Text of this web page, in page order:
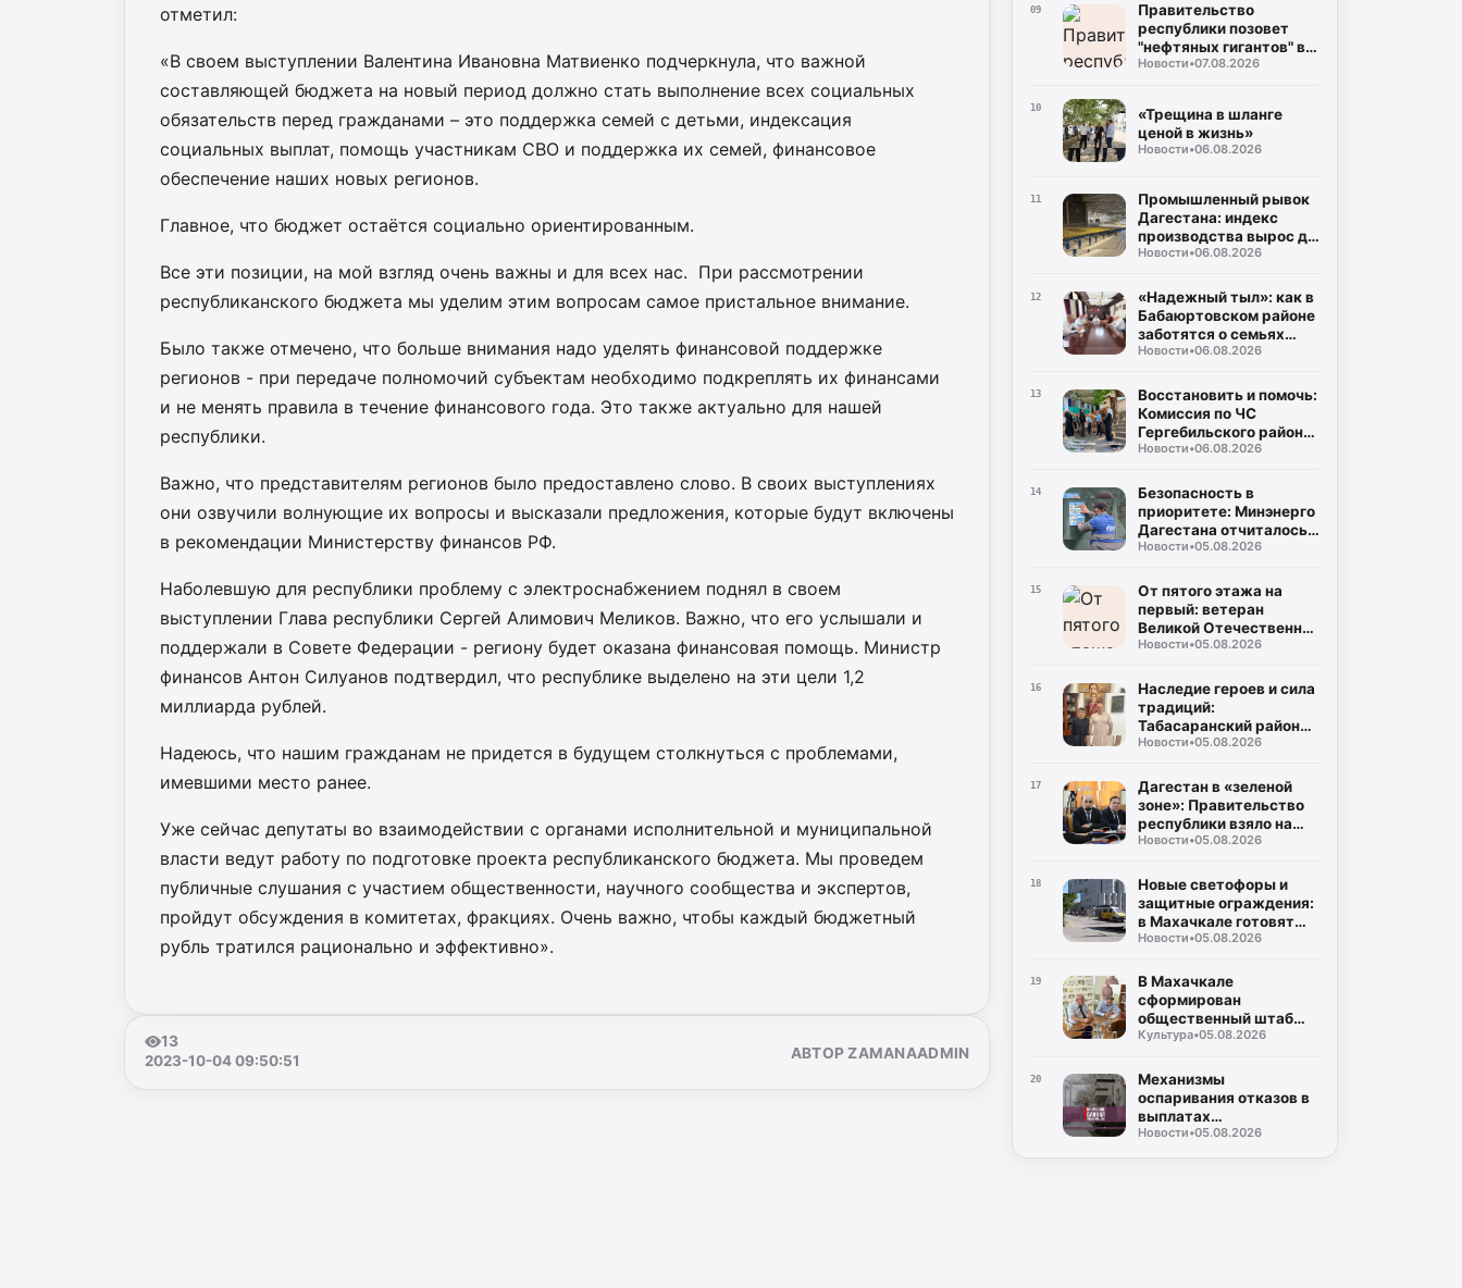
отметил:
«В своем выступлении Валентина Ивановна Матвиенко подчеркнула, что важной
составляющей бюджета на новый период должно стать выполнение всех социальных
обязательств перед гражданами – это поддержка семей с детьми, индексация
социальных выплат, помощь участникам СВО и поддержка их семей, финансовое
обеспечение наших новых регионов.
Главное, что бюджет остаётся социально ориентированным.
Все эти позиции, на мой взгляд очень важны и для всех нас. При рассмотрении
республиканского бюджета мы уделим этим вопросам самое пристальное внимание.
Было также отмечено, что больше внимания надо уделять финансовой поддержке
регионов - при передаче полномочий субъектам необходимо подкреплять их финансами
и не менять правила в течение финансового года. Это также актуально для нашей
республики.
Важно, что представителям регионов было предоставлено слово. В своих выступлениях
они озвучили волнующие их вопросы и высказали предложения, которые будут включены
в рекомендации Министерству финансов РФ.
Наболевшую для республики проблему с электроснабжением поднял в своем
выступлении Глава республики Сергей Алимович Меликов. Важно, что его услышали и
поддержали в Совете Федерации - региону будет оказана финансовая помощь. Министр
финансов Антон Силуанов подтвердил, что республике выделено на эти цели 1,2
миллиарда рублей.
Надеюсь, что нашим гражданам не придется в будущем столкнуться с проблемами,
имевшими место ранее.
Уже сейчас депутаты во взаимодействии с органами исполнительной и муниципальной
власти ведут работу по подготовке проекта республиканского бюджета. Мы проведем
публичные слушания с участием общественности, научного сообщества и экспертов,
пройдут обсуждения в комитетах, фракциях. Очень важно, чтобы каждый бюджетный
рубль тратился рационально и эффективно».
13
2023-10-04 09:50:51
АВТОР ZAMANAADMIN
09
Правительство
республики позовет
"нефтяных гигантов" в
регион
Новости•07.08.2026
10
«Трещина в шланге
ценой в жизнь»
Новости•06.08.2026
11
Промышленный рывок
Дагестана: индекс
производства вырос до
106%, а объем отгрузки
миллиардов рублей
Новости•06.08.2026
12
«Надежный тыл»: как в
Бабаюртовском районе
заботятся о семьях
героев СВО, превращая
дела
Новости•06.08.2026
13
Восстановить и помочь:
Комиссия по ЧС
Гергебильского района
детально оценивает
в Курми и Хвартикуни
Новости•06.08.2026
14
Безопасность в
приоритете: Минэнерго
Дагестана отчиталось о
двукратном снижении
эксплуатации газа
Новости•05.08.2026
15
От пятого этажа на
первый: ветеран
Великой Отечественной
Муса Багаудинов
квартиры в Каспийске
Новости•05.08.2026
16
Наследие героев и сила
традиций:
Табасаранский район
примет два турнира
уровня в честь Руслана
Курбанова и Рустама
Мурадова
Новости•05.08.2026
17
Дагестан в «зеленой
зоне»: Правительство
республики взяло на
жесткий контроль
инфраструктуры для
ТКО
Новости•05.08.2026
18
Новые светофоры и
защитные ограждения:
в Махачкале готовят
безопасные маршруты
сентября
Новости•05.08.2026
19
В Махачкале
сформирован
общественный штаб
контроля за выборами в
Собрание
Культура•05.08.2026
20
Механизмы
оспаривания отказов в
выплатах
пострадавшим от
Новости•05.08.2026